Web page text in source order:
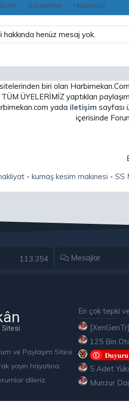
Gönderiler Hakkında
hakkında henüz mesaj yok.
biri olan
ÜYELERİMİZ yaptıkları
yada iletişim sayfası
içerisinde
- kumaş kesim makinesi - SS
113,354 Mesajlar
Sitesi
ve Paylaşım Sitesi
yayın hayatına
dileriz.
En çok tepki
𝐃𝐮𝐲𝐮𝐫𝐮